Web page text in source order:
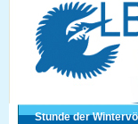
Stunde der